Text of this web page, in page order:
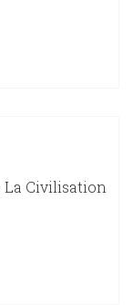
La Civilisation